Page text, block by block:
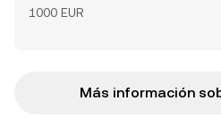
1000 EUR
Más información